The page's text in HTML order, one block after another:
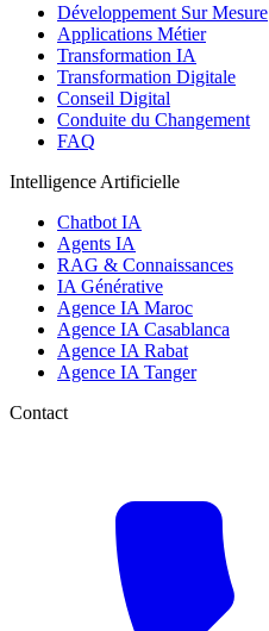
Développement Sur Mesure
Applications Métier
Transformation IA
Transformation Digitale
Conseil Digital
Conduite du Changement
FAQ
Intelligence Artificielle
Chatbot IA
Agents IA
RAG & Connaissances
IA Générative
Agence IA Maroc
Agence IA Casablanca
Agence IA Rabat
Agence IA Tanger
Contact